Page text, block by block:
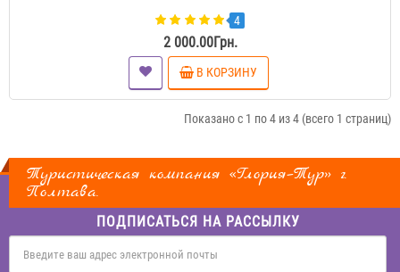
4
2 000.00Грн.
В КОРЗИНУ
Показано с 1 по 4 из 4 (всего 1 страниц)
Туристическая компания «Глория–Тур» г.
Полтава.
ПОДПИСАТЬСЯ НА РАССЫЛКУ